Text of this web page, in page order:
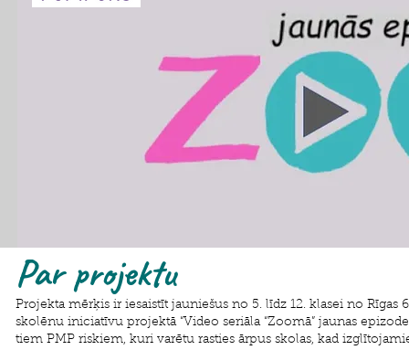
Par projektu
Projekta mērķis ir iesaistīt jauniešus no 5. līdz 12. klasei no
skolēnu iniciatīvu projektā “Video seriāla “Zoomā” jaunas
tiem PMP riskiem, kuri varētu rasties ārpus skolas, kad